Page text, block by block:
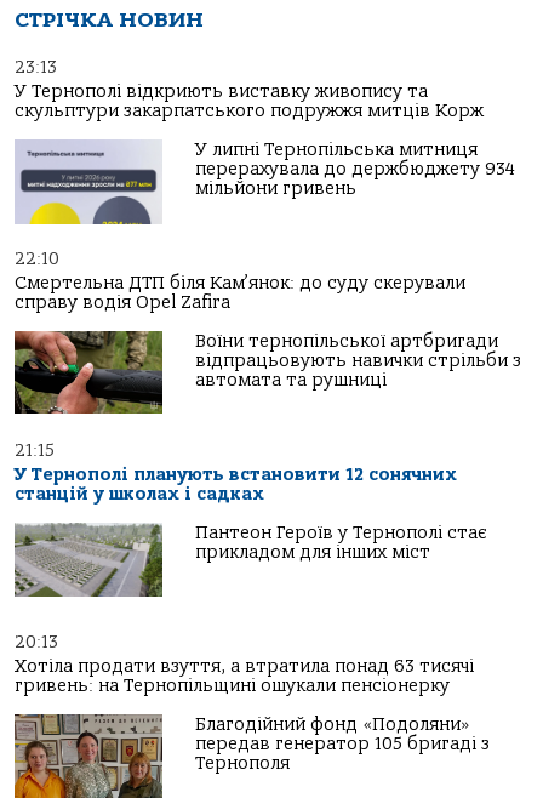
СТРІЧКА НОВИН
23:13
У Тернополі відкриють виставку живопису та
скульптури закарпатського подружжя митців Корж
У липні Тернопільська митниця
перерахувала до держбюджету 934
мільйони гривень
22:10
Смертельна ДТП біля Кам’янок: до суду скерували
справу водія Opel Zafira
Воїни тернопільської артбригади
відпрацьовують навички стрільби з
автомата та рушниці
21:15
У Тернополі планують встановити 12 сонячних
станцій у школах і садках
Пантеон Героїв у Тернополі стає
прикладом для інших міст
20:13
Хотіла продати взуття, а втратила понад 63 тисячі
гривень: на Тернопільщині ошукали пенсіонерку
Благодійний фонд «Подоляни»
передав генератор 105 бригаді з
Тернополя